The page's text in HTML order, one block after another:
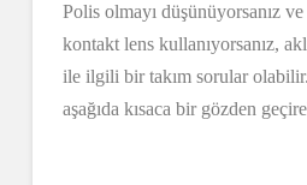
Polis olmayı düşünüyorsanız
kontakt lens kullanıyorsanız,
ile ilgili bir takım sorular
aşağıda kısaca bir gözden